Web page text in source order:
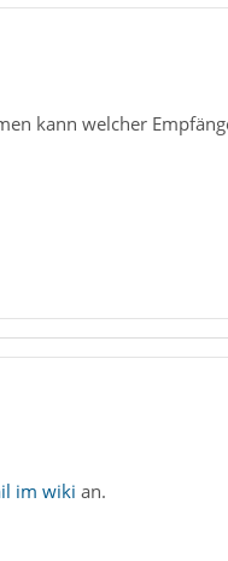
kann welcher
im wiki an.